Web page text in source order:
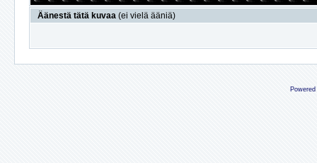
Äänestä tätä kuvaa (ei vielä ääniä)